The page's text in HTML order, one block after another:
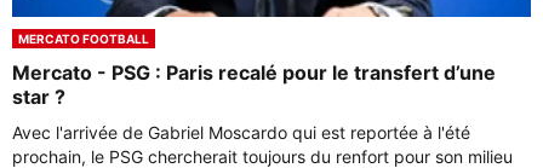
MERCATO FOOTBALL
Mercato - PSG : Paris recalé pour le transfert d’une
star ?
Avec l'arrivée de Gabriel Moscardo qui est reportée à l'été
prochain, le PSG chercherait toujours du renfort pour son milieu